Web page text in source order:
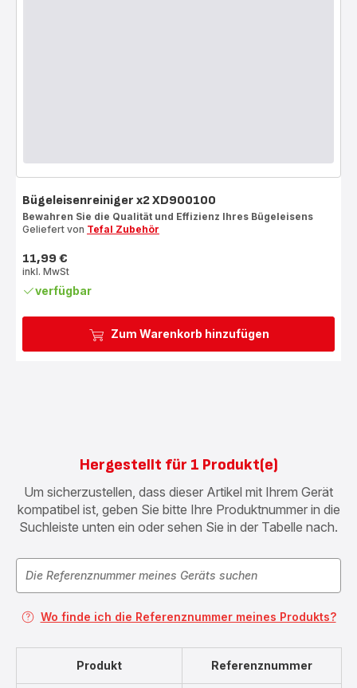
Zum Warenkorb hinzufügen
Bügeleisenreiniger x2 XD900100
Bewahren Sie die Qualität und Effizienz Ihres Bügeleisens
Geliefert von Tefal Zubehör
Preis
11,99 €
inkl. MwSt
verfügbar
Hergestellt für 1 Produkt(e)
Um sicherzustellen, dass dieser Artikel mit Ihrem Gerät
kompatibel ist, geben Sie bitte Ihre Produktnummer in die
Suchleiste unten ein oder sehen Sie in der Tabelle nach.
Wo finde ich die Referenznummer meines Produkts?
Produkt Referenznummer